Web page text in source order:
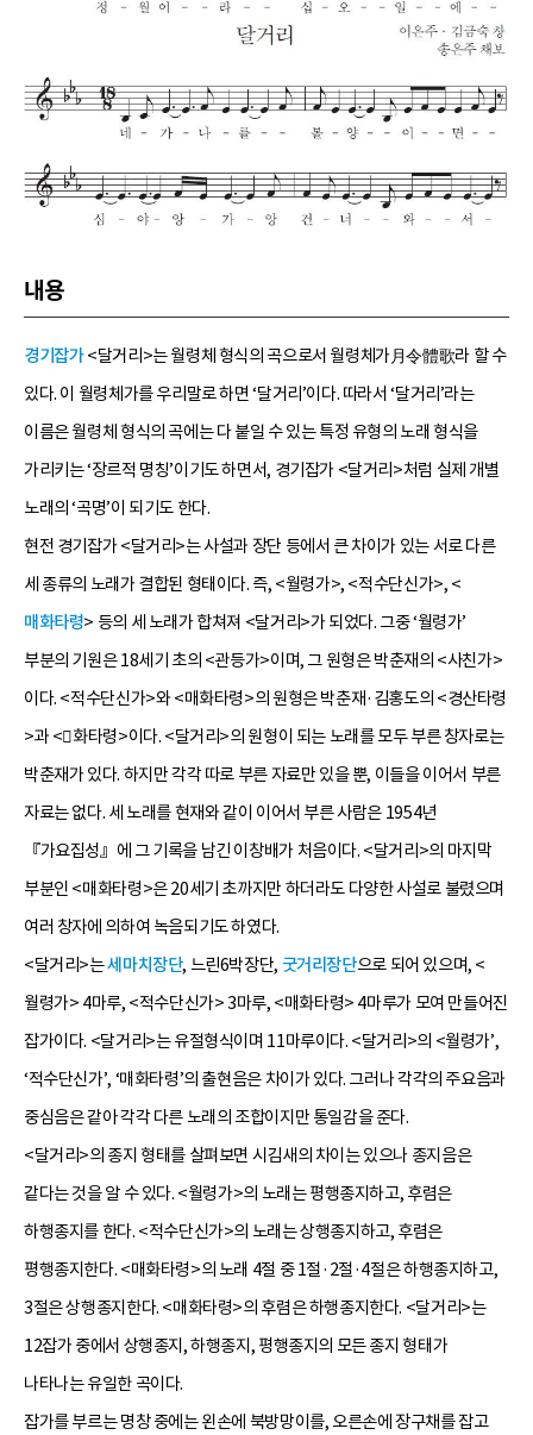
내용
경기잡가<달거리>는 월령체 형식의 곡으로서 월령체가月令體歌라 할 수
있다. 이 월령체가를 우리말로 하면 ‘달거리’이다. 따라서 ‘달거리’라는
이름은 월령체 형식의 곡에는 다 붙일 수 있는 특정 유형의 노래 형식을
가리키는 ‘장르적 명칭’이기도 하면서, 경기잡가 <달거리>처럼 실제 개별
노래의 ‘곡명’이 되기도 한다.
현전 경기잡가 <달거리>는 사설과 장단 등에서 큰 차이가 있는 서로 다른
세 종류의 노래가 결합된 형태이다. 즉, <월령가>, <적수단신가>, <
매화타령> 등의 세 노래가 합쳐져 <달거리>가 되었다. 그중 ‘월령가’
부분의 기원은 18세기 초의 <관등가>이며, 그 원형은 박춘재의 <사친가>
이다. <적수단신가>와 <매화타령>의 원형은 박춘재·김홍도의 <경산타령
>과 <화타령>이다. <달거리>의 원형이 되는 노래를 모두 부른 창자로는
박춘재가 있다. 하지만 각각 따로 부른 자료만 있을 뿐, 이들을 이어서 부른
자료는 없다. 세 노래를 현재와 같이 이어서 부른 사람은 1954년
『가요집성』에 그 기록을 남긴 이창배가 처음이다. <달거리>의 마지막
부분인 <매화타령>은 20세기 초까지만 하더라도 다양한 사설로 불렸으며
여러 창자에 의하여 녹음되기도 하였다.
<달거리>는세마치장단, 느린6박장단, 굿거리장단으로 되어 있으며, <
월령가> 4마루, <적수단신가> 3마루, <매화타령> 4마루가 모여 만들어진
잡가이다. <달거리>는 유절형식이며 11마루이다. <달거리>의 <월령가’,
‘적수단신가’, ‘매화타령’의 출현음은 차이가 있다. 그러나 각각의 주요음과
중심음은 같아 각각 다른 노래의 조합이지만 통일감을 준다.
<달거리>의 종지 형태를 살펴보면 시김새의 차이는 있으나 종지음은
같다는 것을 알 수 있다. <월령가>의 노래는 평행종지하고, 후렴은
하행종지를 한다. <적수단신가>의 노래는 상행종지하고, 후렴은
평행종지한다. <매화타령>의 노래 4절 중 1절·2절·4절은 하행종지하고,
3절은 상행종지한다. <매화타령>의 후렴은 하행종지한다. <달거리>는
12잡가 중에서 상행종지, 하행종지, 평행종지의 모든 종지 형태가
나타나는 유일한 곡이다.
잡가를 부르는 명창 중에는 왼손에 북방망이를, 오른손에 장구채를 잡고